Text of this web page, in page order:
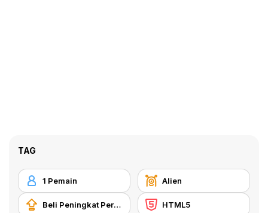
TAG
1 Pemain Alien
Beli Peningkat Peralatan HTML5